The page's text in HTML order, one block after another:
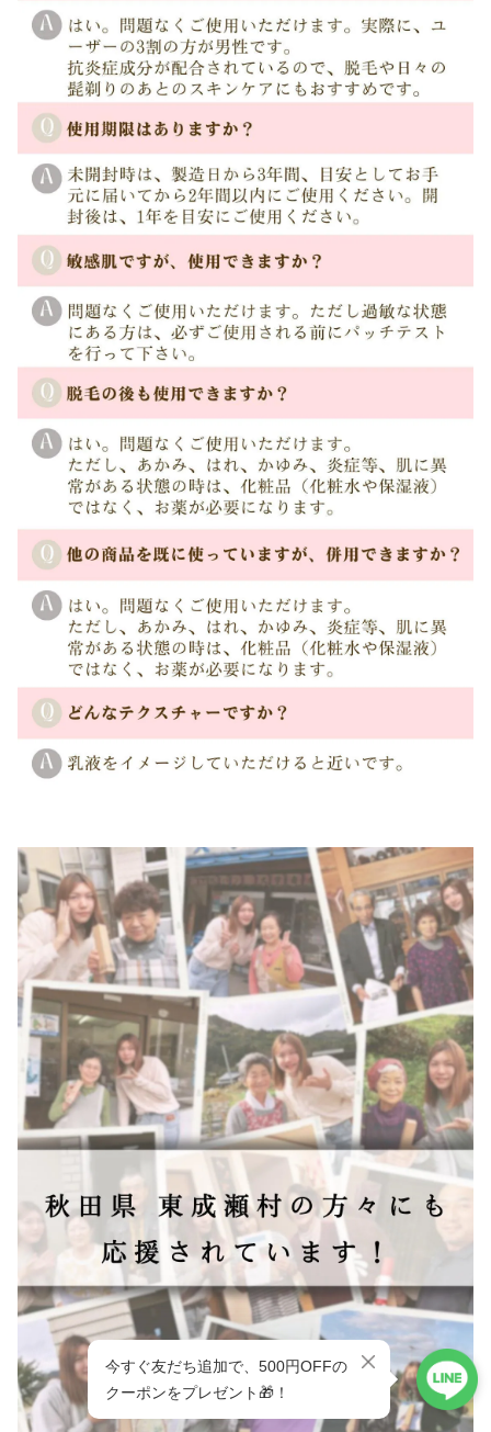
ショップに質問する